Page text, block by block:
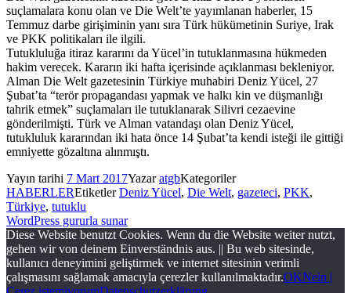
suçlamalara konu olan ve Die Welt’te yayımlanan haberler, 15
Temmuz darbe girişiminin yanı sıra Türk hükümetinin Suriye, Irak
ve PKK politikaları ile ilgili.
Tutukluluğa itiraz kararını da Yücel’in tutuklanmasına hükmeden
hakim verecek. Kararın iki hafta içerisinde açıklanması bekleniyor.
Alman Die Welt gazetesinin Türkiye muhabiri Deniz Yücel, 27
Şubat’ta “terör propagandası yapmak ve halkı kin ve düşmanlığı
tahrik etmek” suçlamaları ile tutuklanarak Silivri cezaevine
gönderilmişti. Türk ve Alman vatandaşı olan Deniz Yücel,
tutukluluk kararından iki hata önce 14 Şubat’ta kendi isteği ile gittiği
emniyette gözaltına alınmıştı.
Yayın tarihi 7 Mart 2017YazaratgbKategoriler
HABERLEREtiketlerDeniz Yücel, Die Welt, gazeteci, PKK,
Türkiye, tutuklu
WordPress gururla sunar
Diese Website benutzt Cookies. Wenn du die Website weiter nutzt,
gehen wir von deinem Einverständnis aus. || Bu web sitesinde,
kullanıcı deneyimini geliştirmek ve internet sitesinin verimli
çalışmasını sağlamak amacıyla çerezler kullanılmaktadır.OKNein |